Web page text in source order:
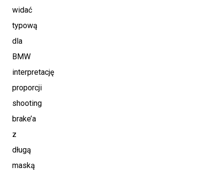
widać
typową
dla
BMW
interpretację
proporcji
shooting
brake’a
z
długą
maską